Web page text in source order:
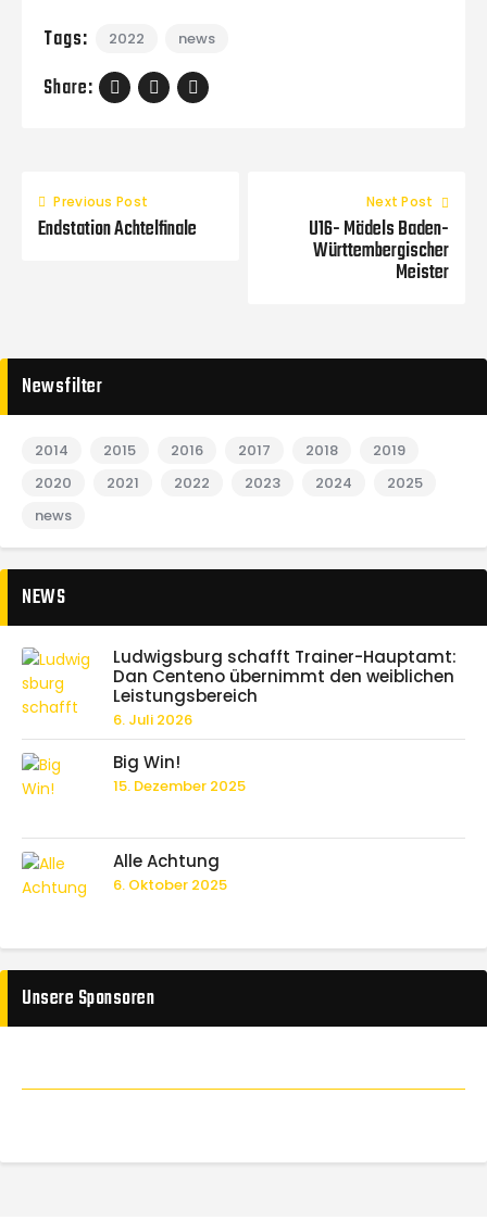
Tags: 2022 news
Share:
Previous Post
Endstation Achtelfinale
Next Post
U16- Mädels Baden-
Württembergischer
Meister
Newsfilter
2014 2015 2016 2017 2018
2019
2020
2021 2022 2023 2024
2025
news
NEWS
Ludwigsburg schafft Trainer-Hauptamt:
Dan Centeno übernimmt den weiblichen
Leistungsbereich
6. Juli 2026
Big Win!
15. Dezember 2025
Alle Achtung
6. Oktober 2025
Unsere Sponsoren